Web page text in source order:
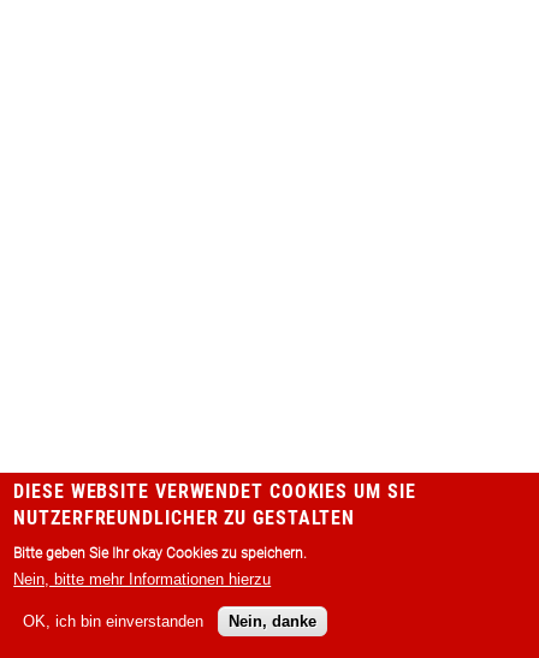
DIESE WEBSITE VERWENDET COOKIES UM SIE
NUTZERFREUNDLICHER ZU GESTALTEN
Bitte geben Sie Ihr okay Cookies zu speichern.
Nein, bitte mehr Informationen hierzu
OK, ich bin einverstanden Nein, danke